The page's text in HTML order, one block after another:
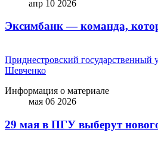
апр 10 2026
Эксимбанк — команда,
Приднестровский государственный
Шевченко
Информация о материале
мая 06 2026
29 мая в ПГУ выберут